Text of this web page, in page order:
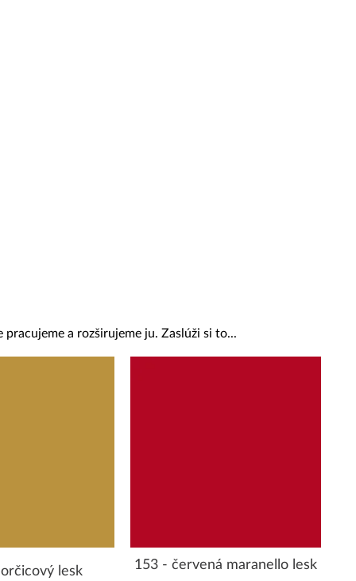
a rozširujeme ju. Zaslúži si to...
lesk 153 - červená maranello lesk